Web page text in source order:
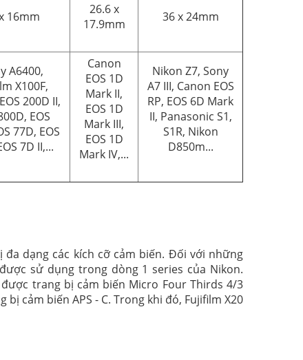
16mm
26.6 x
17.9mm
36 x 24mm
A6400,
X100F,
200D II,
EOS
77D, EOS
7D II,...
Canon
EOS 1D
Mark II,
EOS 1D
Mark III,
EOS 1D
Mark IV,...
Nikon Z7, Sony
A7 III, Canon EOS
RP, EOS 6D Mark
II, Panasonic S1,
S1R, Nikon
D850m...
dạng các kích cỡ cảm biến. Đối với những
sử dụng trong dòng 1 series của Nikon.
được trang bị cảm biến Micro Four Thirds 4/3
cảm biến APS - C. Trong khi đó, Fujifilm X20